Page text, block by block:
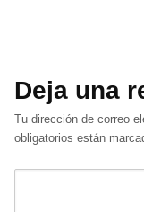
Deja una
Tu dirección de correo
obligatorios están